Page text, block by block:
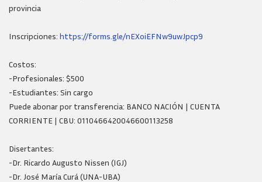
provincia
Inscripciones: https://forms.gle/nEXoiEFNw9uwJpcp9
Costos:
-Profesionales: $500
-Estudiantes: Sin cargo
Puede abonar por transferencia: BANCO NACIÓN | CUENTA
CORRIENTE | CBU: 0110466420046600113258
Disertantes:
-Dr. Ricardo Augusto Nissen (IGJ)
-Dr. José María Curá (UNA-UBA)